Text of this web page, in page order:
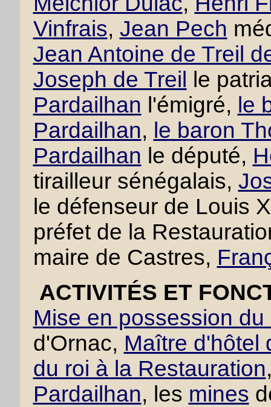
Vinfrais, Jean Pech
Jean Antoine de Treil
Joseph de Treil
le
Pardailhan l'émigré, le
Pardailhan, le baron
Pardailhan le député,
tirailleur sénégalais,
le défenseur de Louis
préfet de la
maire de Castres,
ACTIVITÉS ET
Mise en possession
d'Ornac, Maître d'hôtel
du roi à la Restauration
Pardailhan, les mines